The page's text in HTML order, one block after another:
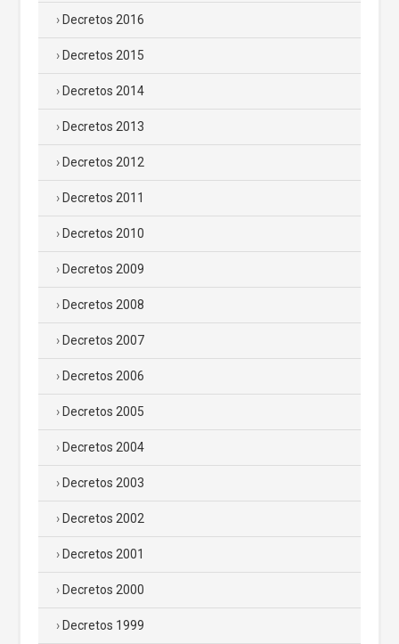
Decretos 2016
Decretos 2015
Decretos 2014
Decretos 2013
Decretos 2012
Decretos 2011
Decretos 2010
Decretos 2009
Decretos 2008
Decretos 2007
Decretos 2006
Decretos 2005
Decretos 2004
Decretos 2003
Decretos 2002
Decretos 2001
Decretos 2000
Decretos 1999